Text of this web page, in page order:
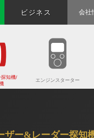
ビジネス 会社
探知機/
エンジンスターター
ザー&レーダー探知